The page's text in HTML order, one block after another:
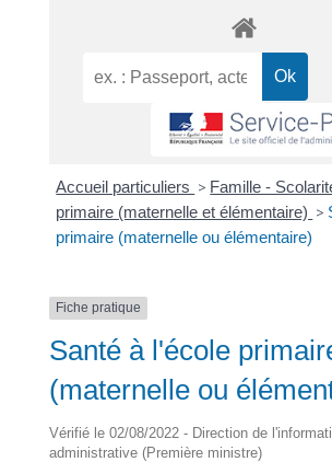
Accueil particuliers > Famille -
primaire (maternelle et élémentaire) >
primaire (maternelle ou élémentaire)
Fiche pratique
Santé à l'école
(maternelle ou
Vérifié le 02/08/2022 - Direction de
administrative (Première ministre)